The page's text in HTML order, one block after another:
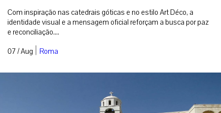
Com inspiração nas catedrais góticas e no estilo Art Déco, a
identidade visual e a mensagem oficial reforçam a busca por paz
e reconciliação....
07 / Aug | Roma